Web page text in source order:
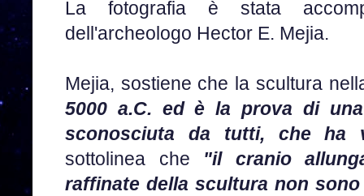
La fotografia è stata
dell'archeologo Hector E. Mejia.
Mejia, sostiene che la scultura
5000 a.C. ed è la prova di
sconosciuta da tutti, che ha
sottolinea che "il cranio
raffinate della scultura non